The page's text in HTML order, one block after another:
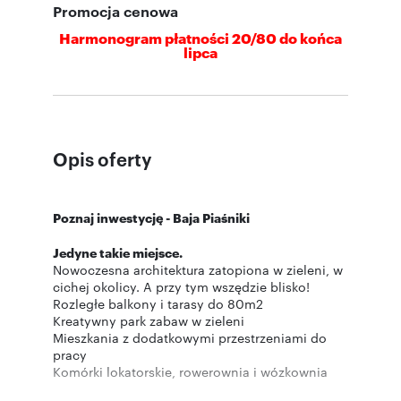
Promocja cenowa
Harmonogram płatności 20/80 do końca
lipca
Opis oferty
Poznaj inwestycję - Baja Piaśniki
Jedyne takie miejsce.
Nowoczesna architektura zatopiona w zieleni, w
cichej okolicy. A przy tym wszędzie blisko!
Rozległe balkony i tarasy do 80m2
Kreatywny park zabaw w zieleni
Mieszkania z dodatkowymi przestrzeniami do
pracy
Komórki lokatorskie, rowerownia i wózkownia